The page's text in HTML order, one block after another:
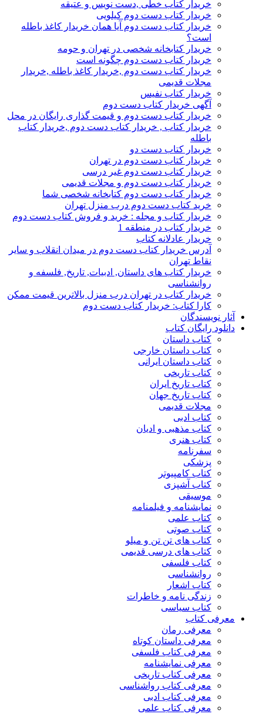
خریدار کتاب خطی ,دست نویس و عتیقه
خریدار کتاب دست دوم کیلویی
خریدار کتاب دست دوم آیا همان خریدار کاغذ باطله
است؟
خریدار کتابخانه شخصی در تهران و حومه
خریدار کتاب دست دوم چگونه است
خریدار کتاب دست دوم ,خریدار کاغذ باطله ,خریدار
مجلات قدیمی
خریدار کتاب نفیس
آگهی خریدار کتاب دست دوم
خریدار کتاب دست دوم و قیمت گذاری رایگان در محل
خریدار کتاب , خریدار کتاب دست دوم ,خریدار کتاب
باطله
خریدار کتاب دست دو
خریدار کتاب دست دوم در تهران
خریدار کتاب دست دوم غیر درسی
خریدار کتاب دست دوم و مجلات قدیمی
خریدار کتاب دست دوم کتابخانه شخصی شما
خرید کتاب دست دوم درب منزل تهران
خریدار کتاب و مجله : خرید و فروش کتاب دست دوم
خریدار کتاب در منطقه 1
خریدار عادلانه کتاب
آدرس خریدار کتاب دست دوم در میدان انقلاب و سایر
نقاط تهران
خریدار کتاب های داستان, ادبیات, تاریخ, فلسفه و
روانشناسی
خریدار کتاب در تهران درب منزل بالاترین قیمت ممکن
کارا کتاب: خریدار کتاب دست دوم
آثار نویسندگان
دانلود رایگان کتاب
کتاب داستان
کتاب داستان خارجی
کتاب داستان ایرانی
کتاب تاریخی
کتاب تاریخ ایران
کتاب تاریخ جهان
مجلات قدیمی
کتاب ادبی
کتاب مذهبی و ادیان
کتاب هنری
سفرنامه
پزشکی
کتاب کامپیوتر
کتاب آشپزی
موسیقی
نمایشنامه و فیلمنامه
کتاب علمی
کتاب صوتی
کتاب های تن تن و میلو
کتاب های درسی قدیمی
کتاب فلسفی
روانشناسی
کتاب اشعار
زندگی نامه و خاطرات
کتاب سیاسی
معرفی کتاب
معرفی رمان
معرفی داستان کوتاه
معرفی کتاب فلسفی
معرفی نمایشنامه
معرفی کتاب تاریخی
معرفی کتاب رواشناسی
معرفی کتاب ادبی
معرفی کتاب علمی